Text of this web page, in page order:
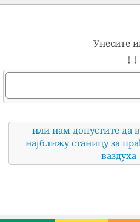
Унесите
↓
или нам допустите да
најближу станицу за
ваздуха